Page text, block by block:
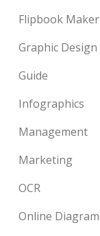
Flipbook Maker
Graphic Design
Guide
Infographics
Management
Marketing
OCR
Online Diagram